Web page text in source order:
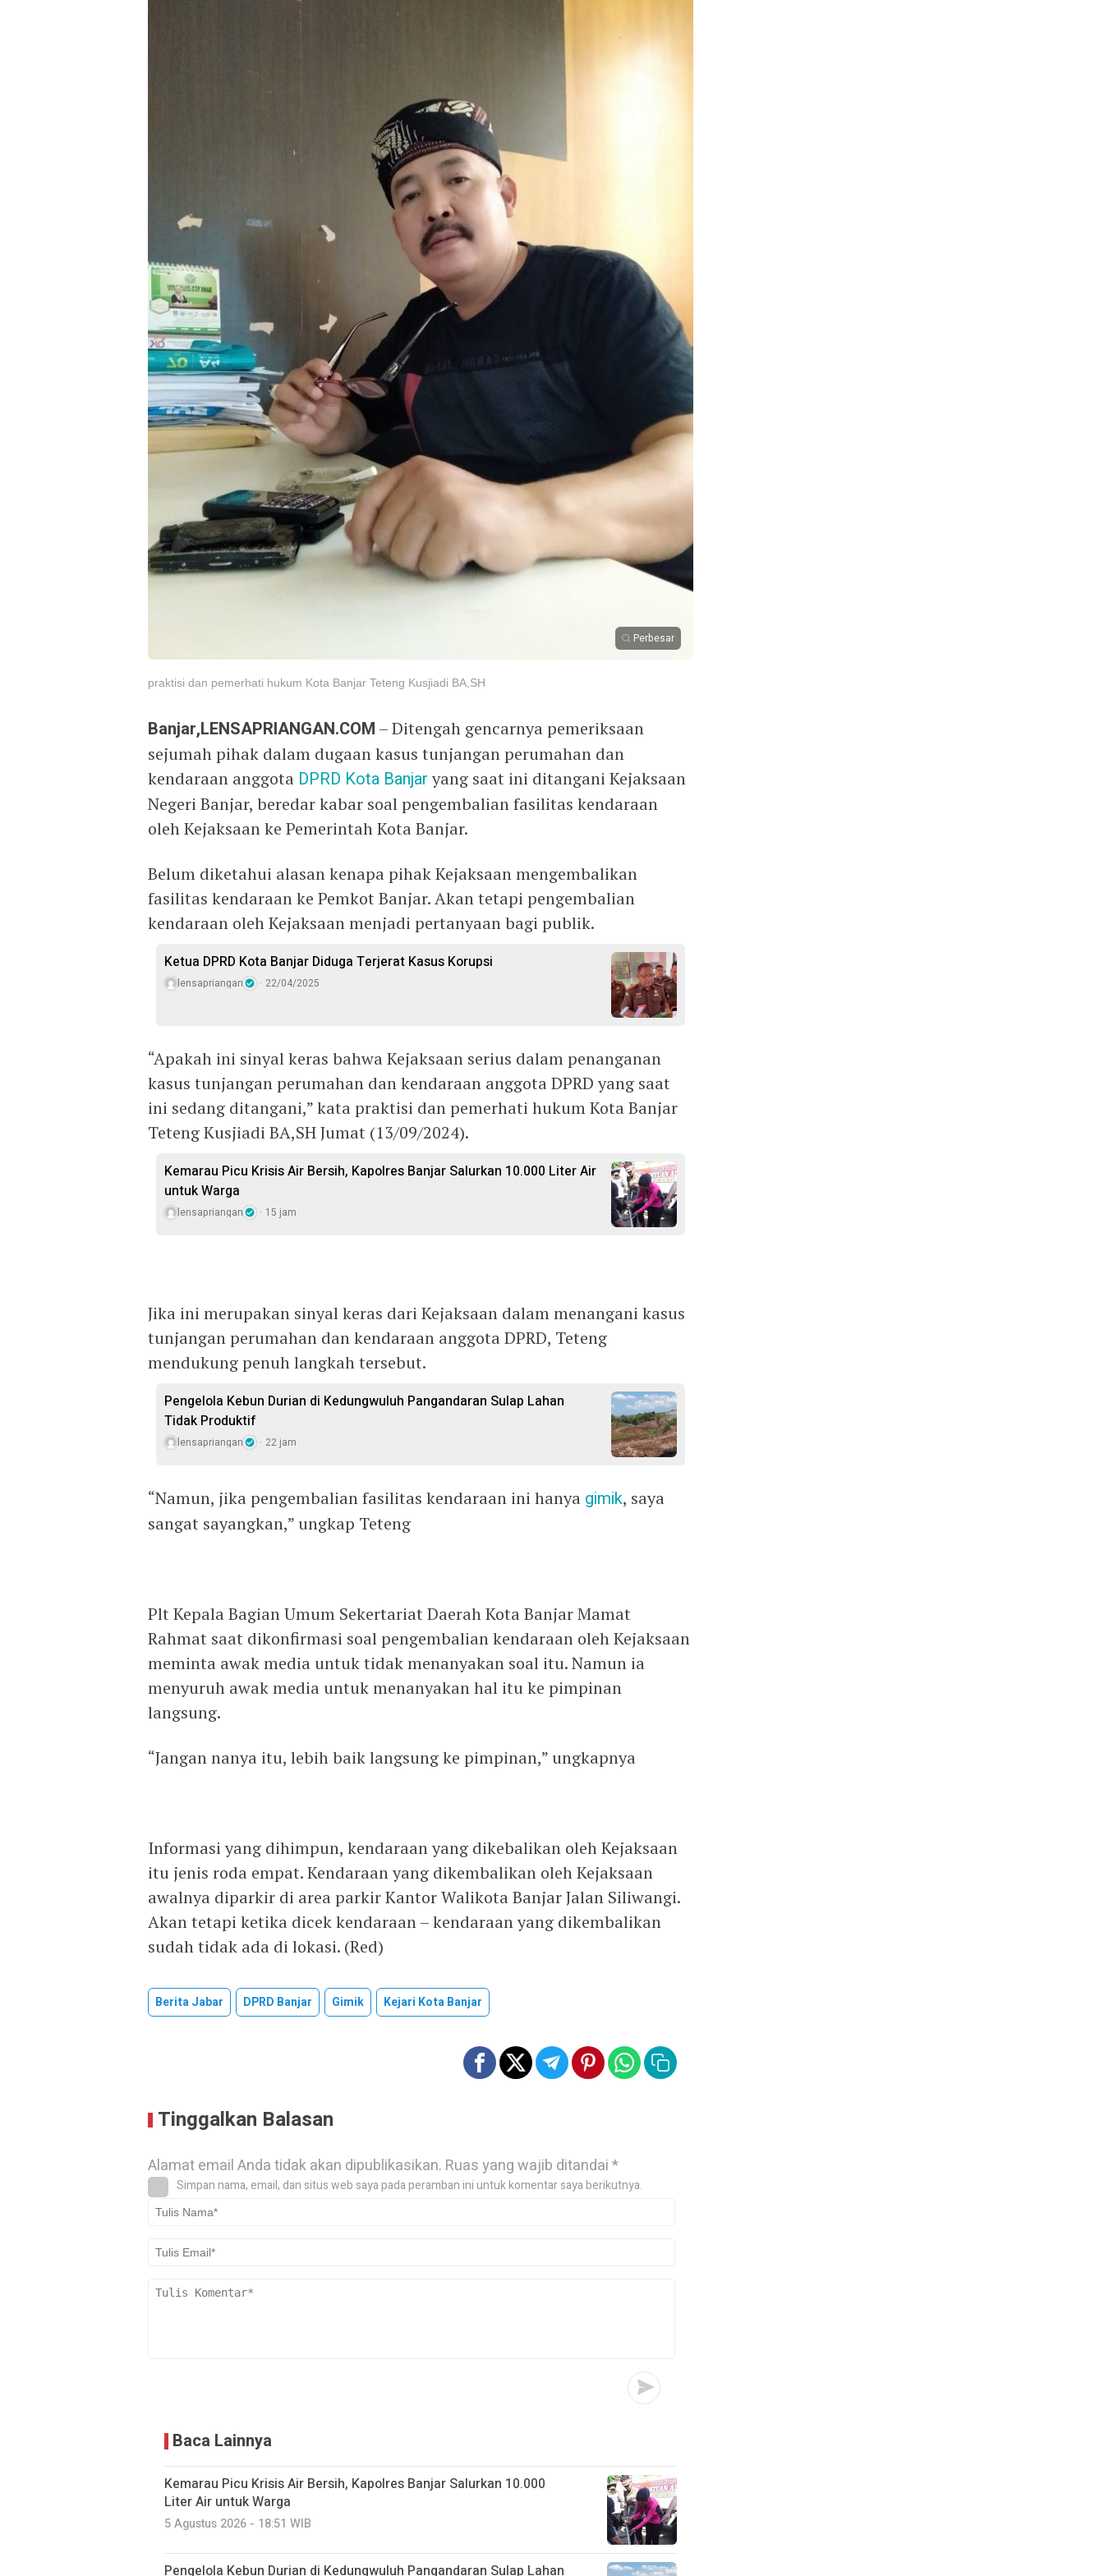
Perbesar
praktisi dan pemerhati hukum Kota Banjar Teteng Kusjiadi BA,SH
Banjar,LENSAPRIANGAN.COM – Ditengah gencarnya pemeriksaan
sejumah pihak dalam dugaan kasus tunjangan perumahan dan
kendaraan anggota DPRD Kota Banjaryang saat ini ditangani Kejaksaan
Negeri Banjar, beredar kabar soal pengembalian fasilitas kendaraan
oleh Kejaksaan ke Pemerintah Kota Banjar.
Belum diketahui alasan kenapa pihak Kejaksaan mengembalikan
fasilitas kendaraan ke Pemkot Banjar. Akan tetapi pengembalian
kendaraan oleh Kejaksaan menjadi pertanyaan bagi publik.
Ketua DPRD Kota Banjar Diduga Terjerat Kasus Korupsi
lensapriangan 22/04/2025
“Apakah ini sinyal keras bahwa Kejaksaan serius dalam penanganan
kasus tunjangan perumahan dan kendaraan anggota DPRD yang saat
ini sedang ditangani,” kata praktisi dan pemerhati hukum Kota Banjar
Teteng Kusjiadi BA,SH Jumat (13/09/2024).
Kemarau Picu Krisis Air Bersih, Kapolres Banjar Salurkan 10.000 Liter Air
untuk Warga
lensapriangan 15 jam
Jika ini merupakan sinyal keras dari Kejaksaan dalam menangani kasus
tunjangan perumahan dan kendaraan anggota DPRD, Teteng
mendukung penuh langkah tersebut.
Pengelola Kebun Durian di Kedungwuluh Pangandaran Sulap Lahan
Tidak Produktif ‎
lensapriangan 22 jam
“Namun, jika pengembalian fasilitas kendaraan ini hanya gimik, saya
sangat sayangkan,” ungkap Teteng
Plt Kepala Bagian Umum Sekertariat Daerah Kota Banjar Mamat
Rahmat saat dikonfirmasi soal pengembalian kendaraan oleh Kejaksaan
meminta awak media untuk tidak menanyakan soal itu. Namun ia
menyuruh awak media untuk menanyakan hal itu ke pimpinan
langsung.
“Jangan nanya itu, lebih baik langsung ke pimpinan,” ungkapnya
Informasi yang dihimpun, kendaraan yang dikebalikan oleh Kejaksaan
itu jenis roda empat. Kendaraan yang dikembalikan oleh Kejaksaan
awalnya diparkir di area parkir Kantor Walikota Banjar Jalan Siliwangi.
Akan tetapi ketika dicek kendaraan – kendaraan yang dikembalikan
sudah tidak ada di lokasi. (Red)
Berita Jabar DPRD Banjar Gimik Kejari Kota Banjar
Tinggalkan Balasan
Alamat email Anda tidak akan dipublikasikan. Ruas yang wajib ditandai*
Simpan nama, email, dan situs web saya pada peramban ini untuk komentar saya berikutnya.
Baca Lainnya
Kemarau Picu Krisis Air Bersih, Kapolres Banjar Salurkan 10.000
Liter Air untuk Warga
5 Agustus 2026 - 18:51 WIB
Pengelola Kebun Durian di Kedungwuluh Pangandaran Sulap Lahan